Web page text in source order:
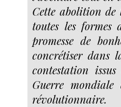
Cette abolition
toutes les formes
promesse de
concrétiser dans
contestation
Guerre
révolutionnaire.